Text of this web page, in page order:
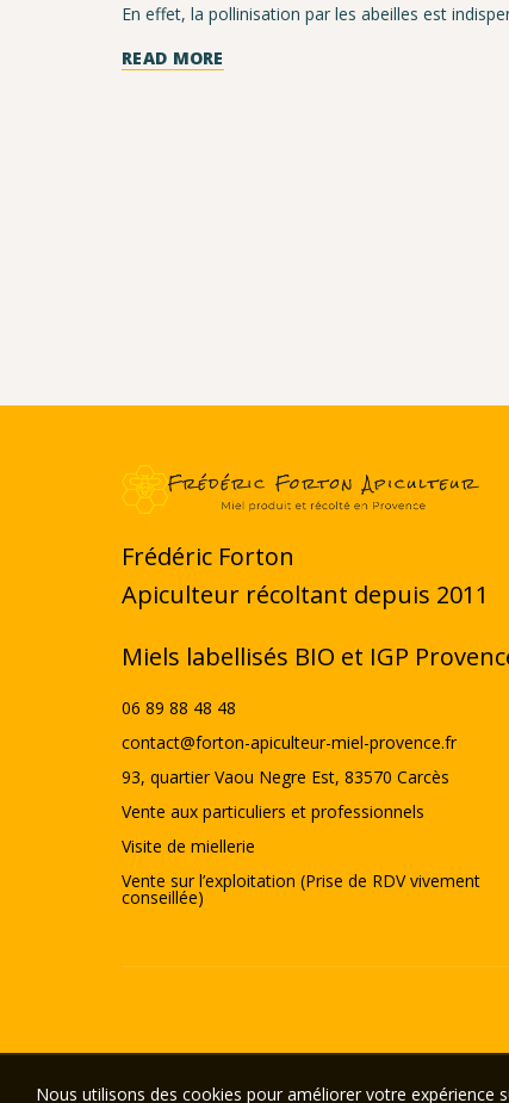
En effet, la pollinisation par les abeilles est
READ MORE
Frédéric Forton
Apiculteur récoltant depuis 2011
Miels labellisés BIO et IGP
06 89 88 48 48
contact@forton-apiculteur-miel-provence.fr
93, quartier Vaou Negre Est, 83570 Carcès
Vente aux particuliers et professionnels
Visite de miellerie
Vente sur l’exploitation (Prise de RDV vivement
conseillée)
Nous utilisons des cookies pour améliorer votre expérience